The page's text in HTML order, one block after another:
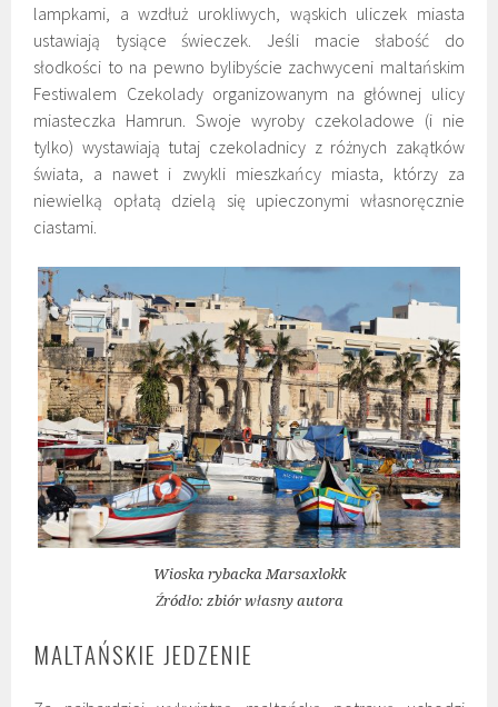
lampkami, a wzdłuż urokliwych, wąskich uliczek miasta
ustawiają tysiące świeczek. Jeśli macie słabość do
słodkości to na pewno bylibyście zachwyceni maltańskim
Festiwalem Czekolady organizowanym na głównej ulicy
miasteczka Hamrun. Swoje wyroby czekoladowe (i nie
tylko) wystawiają tutaj czekoladnicy z różnych zakątków
świata, a nawet i zwykli mieszkańcy miasta, którzy za
niewielką opłatą dzielą się upieczonymi własnoręcznie
ciastami.
Wioska rybacka Marsaxlokk
Źródło: zbiór własny autora
MALTAŃSKIE JEDZENIE